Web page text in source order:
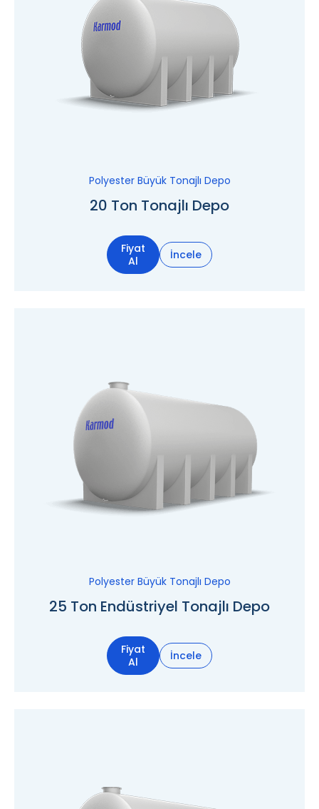
Polyester Büyük Tonajlı Depo
20 Ton Tonajlı Depo
Fiyat
Al
İncele
Polyester Büyük Tonajlı Depo
25 Ton Endüstriyel Tonajlı Depo
Fiyat
Al
İncele